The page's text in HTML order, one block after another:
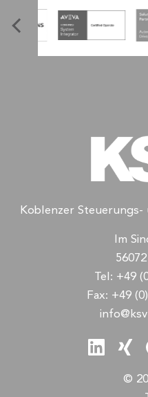
Koblenzer
Im
Tel: +49
Fax: +49
©